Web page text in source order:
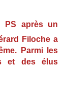
PS après un
Filoche a
Parmi les
et des élus